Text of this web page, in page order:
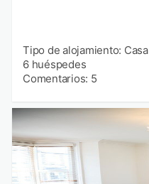
Tipo de alojamiento: Casa
6 huéspedes
Comentarios: 5